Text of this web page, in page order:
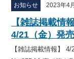
お知らせ 2023年4
【雑誌掲載情
4/21（金）発
【雑誌掲載情報】